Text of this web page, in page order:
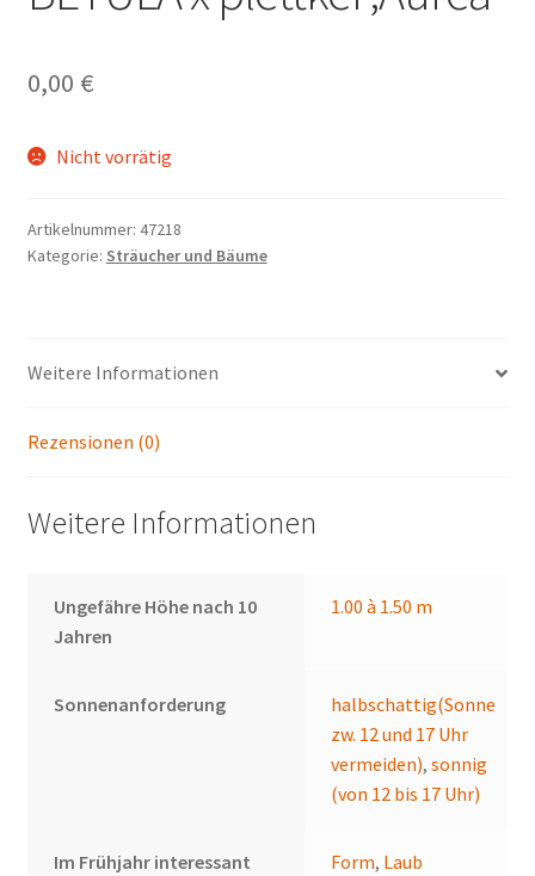
0,00 €
Nicht vorrätig
Artikelnummer: 47218
Kategorie: Sträucher und Bäume
Weitere Informationen
Rezensionen (0)
Weitere Informationen
Ungefähre Höhe nach 10
Jahren
1.00 à 1.50 m
Sonnenanforderung
halbschattig(Sonne
zw. 12 und 17 Uhr
vermeiden),sonnig
(von 12 bis 17 Uhr)
Im Frühjahr interessant
Form, Laub